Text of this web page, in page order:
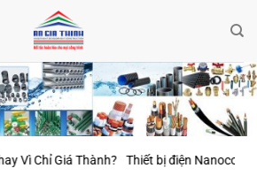
Thiết bị điện Nanoco – Vì sao những công